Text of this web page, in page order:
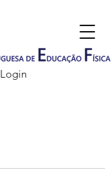
Login